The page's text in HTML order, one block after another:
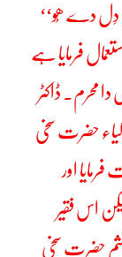
دِل دے ھُو‘‘
فرمایا ہے
محرم۔ ڈاکٹر
حضرت سخی
اور
اس فقیر
حضرت سخی